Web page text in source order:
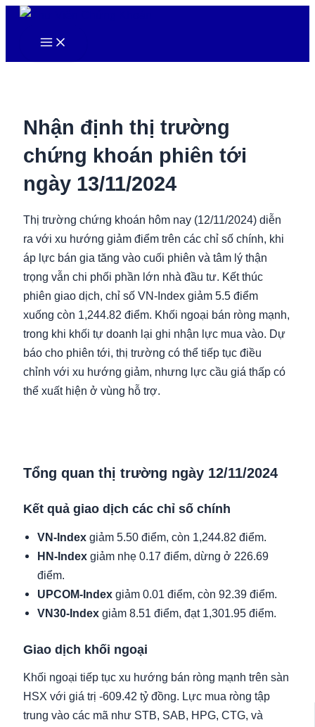
Nhảy
Main
Nhận định thị trường
chứng khoán phiên tới
ngày 13/11/2024
Thị trường chứng khoán hôm nay (12/11/2024) diễn
ra với xu hướng giảm điểm trên các chỉ số chính, khi
áp lực bán gia tăng vào cuối phiên và tâm lý thận
trọng vẫn chi phối phần lớn nhà đầu tư. Kết thúc
phiên giao dịch, chỉ số VN-Index giảm 5.5 điểm
xuống còn 1,244.82 điểm. Khối ngoại bán ròng mạnh,
trong khi khối tự doanh lại ghi nhận lực mua vào. Dự
báo cho phiên tới, thị trường có thể tiếp tục điều
chỉnh với xu hướng giảm, nhưng lực cầu giá thấp có
thể xuất hiện ở vùng hỗ trợ.
Tổng quan thị trường ngày 12/11/2024
Kết quả giao dịch các chỉ số chính
VN-Index giảm 5.50 điểm, còn 1,244.82 điểm.
HN-Index giảm nhẹ 0.17 điểm, dừng ở 226.69
điểm.
UPCOM-Index giảm 0.01 điểm, còn 92.39 điểm.
VN30-Index giảm 8.51 điểm, đạt 1,301.95 điểm.
Giao dịch khối ngoại
Khối ngoại tiếp tục xu hướng bán ròng mạnh trên sàn
HSX với giá trị -609.42 tỷ đồng. Lực mua ròng tập
trung vào các mã như STB, SAB, HPG, CTG, và